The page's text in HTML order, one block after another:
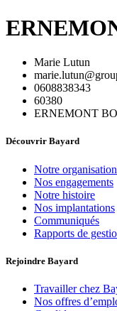
Marie Lutun
0608838343
60380
ERNEMONT
Découvrir Bayard
Notre organisation
Nos engagements
Notre histoire
Nos implantations
Communiqués
Rapports de
Rejoindre Bayard
Travailler chez
Nos offres